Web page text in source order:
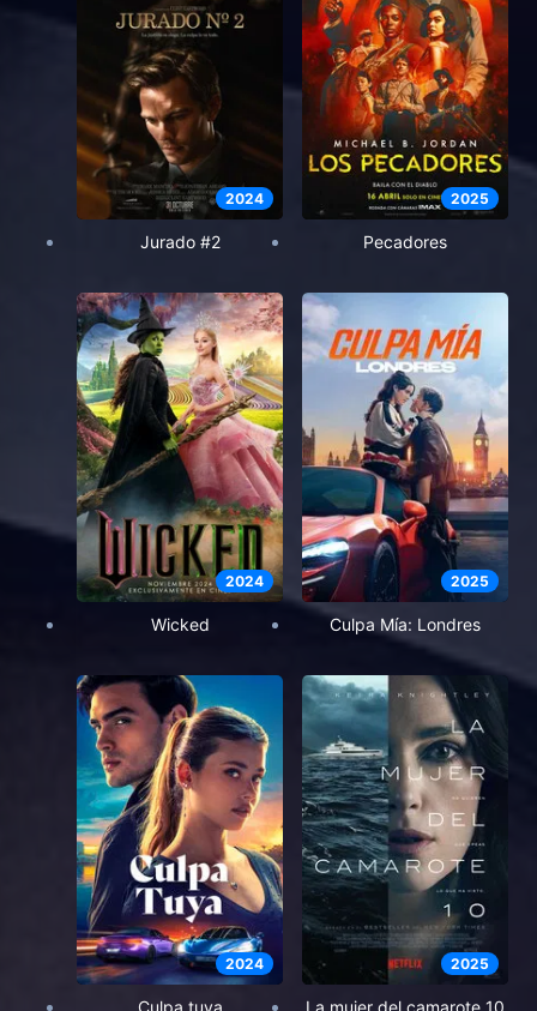
2024
Jurado #2
2025
Pecadores
2024
Wicked
2025
Culpa Mía: Londres
2024
Culpa tuya
2025
La mujer del camarote 10